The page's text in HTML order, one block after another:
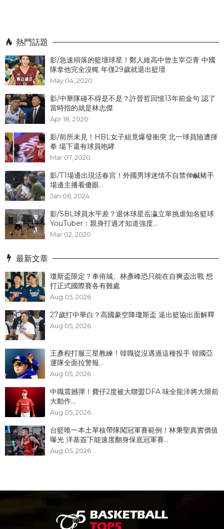
熱門話題
影/急速殞落的籃壇球星！鄭人維高中曾主宰亞青 中國
隊拿他完全沒輒 年僅29歲就退出籃壇
May 04, 2020
影/中華隊碰不得是不是？許晉哲回憶13年前金句 認了
當時指的就是林志傑
Apr 18, 2020
影/前所未見！HBL女子組竟爆發衝突 北一球員險遭揮
拳 場下還有球員咆哮
Mar 07, 2020
影/T1場邊出現活春宮！外國男球迷情不自禁伸鹹豬手
場邊主播看傻眼...
Jan 06, 2024
影/SBL球員水平差？退休球星岳瀛立單挑虐知名籃球
YouTuber：親身打過才知道強度...
Mar 02, 2020
最新文章
瓊斯盃限定？車侑城、林彥峰恐只能在自爽盃出戰 想
打正式國際賽各有難處
Aug 05, 2026
27歲打中華白？高國豪空降瓊斯盃 逼出籃協出面解釋
Aug 05, 2026
王彥程打服三星教練！韓職從沒遇過這種投手 韓國亞
運隊全面拉警報...
Aug 05, 2026
中職震撼彈！費仔2度被大聯盟DFA 味全龍洋將大限前
大動作...
Aug 05, 2026
台籃唯一本土單核帶隊闖冠軍賽範例！林秉聖真實價值
曝光 洋基簽下能速度翻身保底冠軍賽...
Aug 05, 2026